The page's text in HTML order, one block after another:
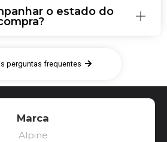
o estado do
perguntas frequentes
Marca
Alpine